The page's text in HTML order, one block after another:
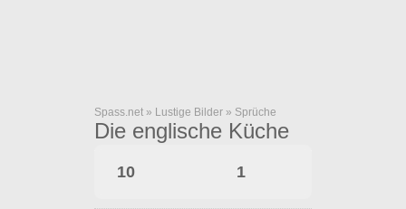
Spass.net » Lustige Bilder » Sprüche
Die englische Küche
10 1